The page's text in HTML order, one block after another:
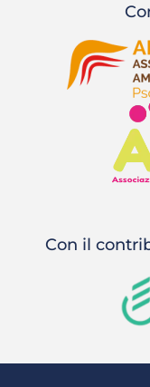
Con il